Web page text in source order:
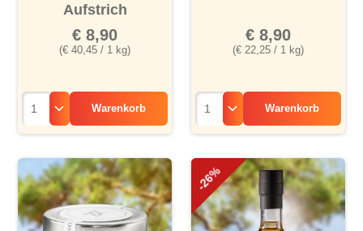
Aufstrich
(€ 40,45 / 1 kg)
€ 8,90
Warenkorb
(€ 22,25 / 1 kg)
€ 8,90
Warenkorb
-26%